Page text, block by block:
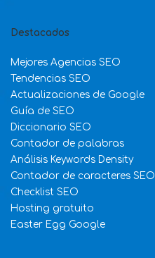
Destacados
Mejores Agencias SEO
Tendencias SEO
Actualizaciones de Google
Guía de SEO
Diccionario SEO
Contador de palabras
Análisis Keywords Density
Contador de caracteres SEO
Checklist SEO
Hosting gratuito
Easter Egg Google